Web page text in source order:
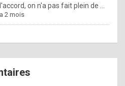
w
o
e
on n'a pas fait plein de ...
2 mois